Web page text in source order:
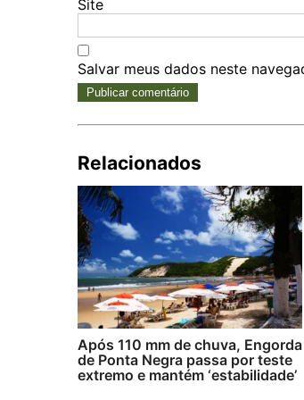
Site
Salvar meus dados neste
Relacionados
Após 110 mm de chuva, Engorda
de Ponta Negra passa por teste
extremo e mantém ‘estabilidade’